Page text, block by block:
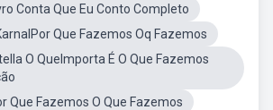
Conta Que Eu Conto Completo
Que Fazemos Oq Fazemos
O QueImporta É O Que Fazemos
Que Fazemos O Que Fazemos